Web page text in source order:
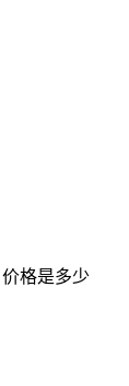
格是多少